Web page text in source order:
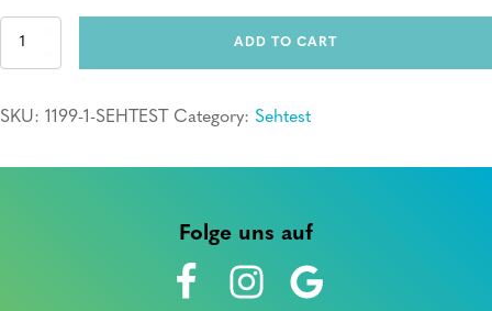
Sehtest
ADD TO CART
SKU: 1199-1-SEHTEST Category: Sehtest
Folge uns auf